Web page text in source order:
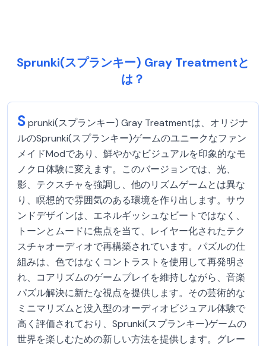
Sprunki(スプランキー) Gray Treatmentと
は？
Sprunki(スプランキー) Gray Treatmentは、オリジナ
ルのSprunki(スプランキー)ゲームのユニークなファン
メイドModであり、鮮やかなビジュアルを印象的なモ
ノクロ体験に変えます。このバージョンでは、光、
影、テクスチャを強調し、他のリズムゲームとは異な
り、瞑想的で雰囲気のある環境を作り出します。サウ
ンドデザインは、エネルギッシュなビートではなく、
トーンとムードに焦点を当て、レイヤー化されたテク
スチャオーディオで再構築されています。パズルの仕
組みは、色ではなくコントラストを使用して再発明さ
れ、コアリズムのゲームプレイを維持しながら、音楽
パズル解決に新たな視点を提供します。その芸術的な
ミニマリズムと没入型のオーディオビジュアル体験で
高く評価されており、Sprunki(スプランキー)ゲームの
世界を楽しむための新しい方法を提供します。グレー